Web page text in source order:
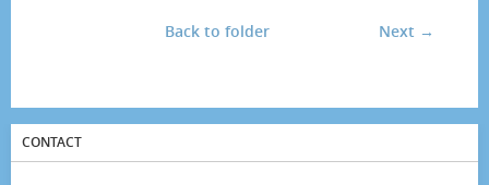
Next →
Back to folder
CONTACT